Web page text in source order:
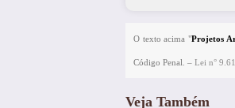
O texto acima "Projetos
Código Penal. – Lei n°
Veja Também